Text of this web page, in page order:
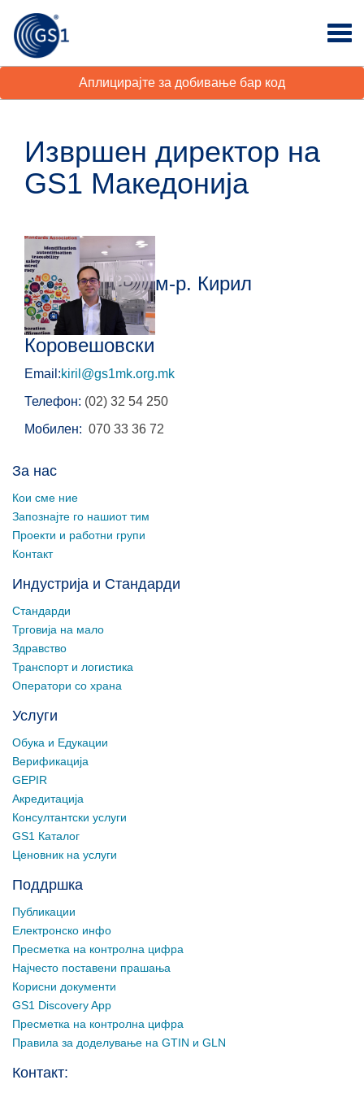
Аплицирајте за добивање бар код
Извршен директор на
GS1 Македонија
м-р. Кирил
Коровешовски
Email:kiril@gs1mk.org.mk
Телефон: (02) 32 54 250
Мобилен: 070 33 36 72
За нас
Кои сме ние
Запознајте го нашиот тим
Проекти и работни групи
Контакт
Индустрија и Стандарди
Стандарди
Трговија на мало
Здравство
Транспорт и логистика
Оператори со храна
Услуги
Обука и Едукации
Верификација
GEPIR
Акредитација
Консултантски услуги
GS1 Каталог
Ценовник на услуги
Поддршка
Публикации
Електронско инфо
Пресметка на контролна цифра
Најчесто поставени прашања
Корисни документи
GS1 Discovery App
Пресметка на контролна цифра
Правила за доделување на GTIN и GLN
Контакт: